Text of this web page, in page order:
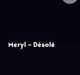
Meryl – Désolé